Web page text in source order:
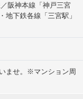
阪神本線「神戸三宮
地下鉄各線「三宮駅」
ませ。※マンション周